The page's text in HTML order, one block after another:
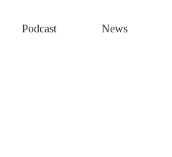
Podcast News